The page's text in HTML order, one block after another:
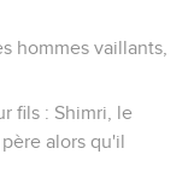
hommes vaillants,
fils : Shimri, le
alors qu'il